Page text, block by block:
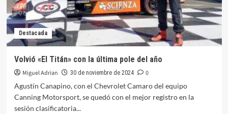
Rosario
Destacada
Volvió «El Titán» con la última pole del año
Miguel Adrian 30 de noviembre de 2024
0
Agustín Canapino, con el Chevrolet Camaro del equipo
Canning Motorsport, se quedó con el mejor registro en la
sesión clasificatoria...